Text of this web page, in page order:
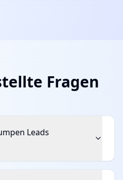
Fragen
Leads